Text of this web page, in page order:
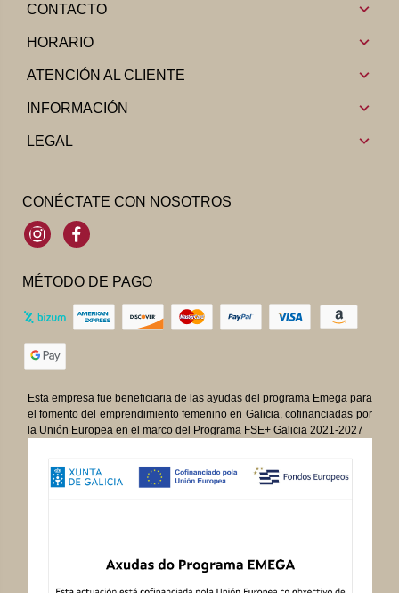
CONTACTO
HORARIO
ATENCIÓN AL CLIENTE
INFORMACIÓN
LEGAL
CONÉCTATE CON NOSOTROS
InstagramFacebook
MÉTODO DE PAGO
Esta empresa fue beneficiaria de las ayudas del programa Emega para
el fomento del emprendimiento femenino en Galicia, cofinanciadas por
la Unión Europea en el marco del Programa FSE+ Galicia 2021-2027